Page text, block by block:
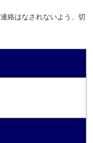
絡はなされないよう、切